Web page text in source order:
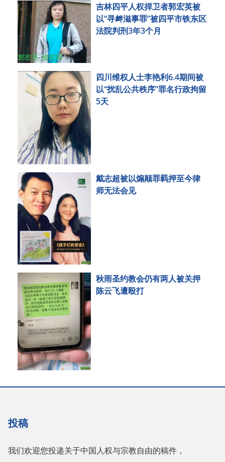
吉林四平人权捍卫者郭宏英被
以“寻衅滋事罪”被四平市铁东区
法院判刑3年3个月
四川维权人士李艳利6.4期间被
以“扰乱公共秩序”罪名行政拘留
5天
戴志超被以煽颠罪羁押至今律
师无法会见
秋雨圣约教会仍有两人被关押
陈云飞遭殴打
投稿
我们欢迎您投递关于中国人权与宗教自由的稿件，